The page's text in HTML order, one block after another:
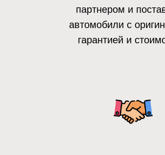
партнером и
автомобили с
гарантией и